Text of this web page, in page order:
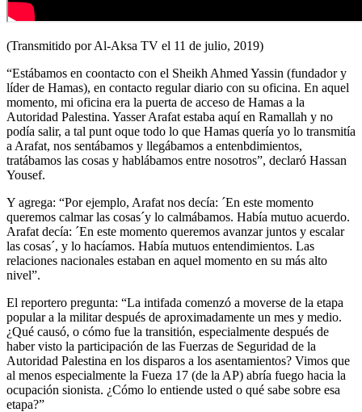
(Transmitido por Al-Aksa TV el 11 de julio, 2019)
“Estábamos en coontacto con el Sheikh Ahmed Yassin (fundador y
líder de Hamas), en contacto regular diario con su oficina. En aquel
momento, mi oficina era la puerta de acceso de Hamas a la
Autoridad Palestina. Yasser Arafat estaba aquí en Ramallah y no
podía salir, a tal punt oque todo lo que Hamas quería yo lo transmitía
a Arafat, nos sentábamos y llegábamos a entenbdimientos,
tratábamos las cosas y hablábamos entre nosotros”, declaró Hassan
Yousef.
Y agrega: “Por ejemplo, Arafat nos decía: ´En este momento
queremos calmar las cosas´y lo calmábamos. Había mutuo acuerdo.
Arafat decía: ´En este momento queremos avanzar juntos y escalar
las cosas´, y lo hacíamos. Había mutuos entendimientos. Las
relaciones nacionales estaban en aquel momento en su más alto
nivel”.
El reportero pregunta: “La intifada comenzó a moverse de la etapa
popular a la militar después de aproximadamente un mes y medio.
¿Qué causó, o cómo fue la transitión, especialmente después de
haber visto la participación de las Fuerzas de Seguridad de la
Autoridad Palestina en los disparos a los asentamientos? Vimos que
al menos especialmente la Fueza 17 (de la AP) abría fuego hacia la
ocupación sionista. ¿Cómo lo entiende usted o qué sabe sobre esa
etapa?”